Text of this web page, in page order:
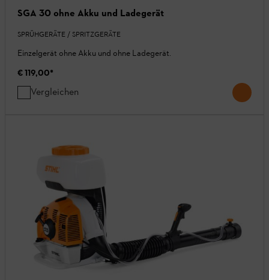
SGA 30 ohne Akku und Ladegerät
SPRÜHGERÄTE / SPRITZGERÄTE
Einzelgerät ohne Akku und ohne Ladegerät.
€ 119,00*
Vergleichen